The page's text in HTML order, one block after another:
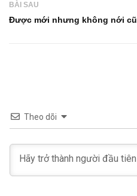
BÀI SAU
Được mới nhưng không nới cũ
Theo dõi